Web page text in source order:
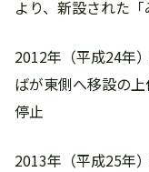
より、新設された
2012年（平成24年
ばが東側へ移設の
停止
2013年（平成25年